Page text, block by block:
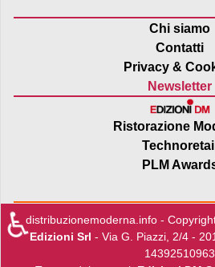
Chi siamo
Contatti
Privacy &
Newsletter
Ristorazione
Technoretail
PLM
distribuzionemoderna.info -
Edizioni Srl - Via G. Piazzi, 2/4 -
14392510963